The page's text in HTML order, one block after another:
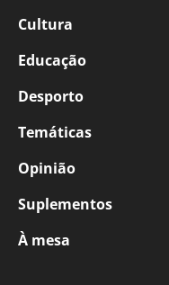
Cultura
Educação
Desporto
Temáticas
Opinião
Suplementos
À mesa